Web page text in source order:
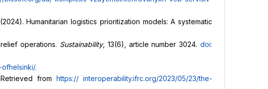
Humanitarian logistics prioritization models: A systematic
operations. Sustainability, 13(6), article number 3024. doi:
ofhelsinki/.
fromhttps://interoperability.ifrc.org/2023/05/23/the-